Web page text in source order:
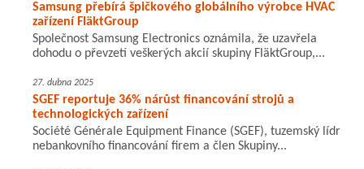
Samsung přebírá špičkového globálního výrobce HVAC
zařízení FläktGroup
Společnost Samsung Electronics oznámila, že uzavřela
dohodu o převzetí veškerých akcií skupiny FläktGroup,...
27. dubna 2025
SGEF reportuje 36% nárůst financování strojů a
technologických zařízení
Société Générale Equipment Finance (SGEF), tuzemský lídr
nebankovního financování firem a člen Skupiny...